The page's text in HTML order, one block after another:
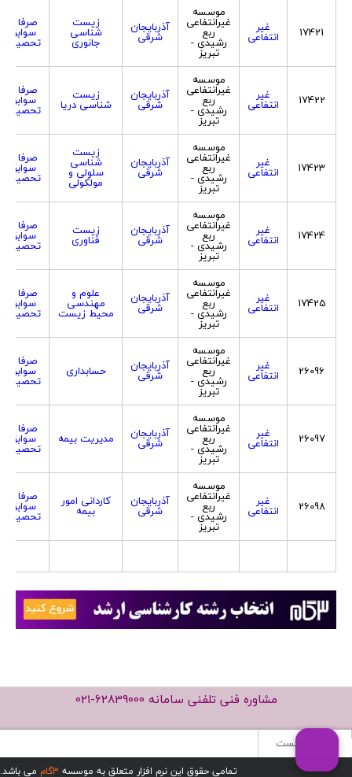
17421 غیر
انتفاعی
موسسه
غیرانتفاعی
ربع
رشیدی -
تبریز
آذربایجان
شرقی
زیست
شناسی
جانوری
صرفا با
سوابق
تحصیلی
17422 غیر
انتفاعی
موسسه
غیرانتفاعی
ربع
رشیدی -
تبریز
آذربایجان
شرقی
زیست
شناسی دریا
صرفا با
سوابق
تحصیلی
17423 غیر
انتفاعی
موسسه
غیرانتفاعی
ربع
رشیدی -
تبریز
آذربایجان
شرقی
زیست
شناسی
سلولی و
مولکولی
صرفا با
سوابق
تحصیلی
17424 غیر
انتفاعی
موسسه
غیرانتفاعی
ربع
رشیدی -
تبریز
آذربایجان
شرقی
زیست
فناوری
صرفا با
سوابق
تحصیلی
17425 غیر
انتفاعی
موسسه
غیرانتفاعی
ربع
رشیدی -
تبریز
آذربایجان
شرقی
علوم و
مهندسی
محیط زیست
صرفا با
سوابق
تحصیلی
26096 غیر
انتفاعی
موسسه
غیرانتفاعی
ربع
رشیدی -
تبریز
آذربایجان
شرقی حسابداری
صرفا با
سوابق
تحصیلی
26097 غیر
انتفاعی
موسسه
غیرانتفاعی
ربع
رشیدی -
تبریز
آذربایجان
شرقی مدیریت بیمه
صرفا با
سوابق
تحصیلی
26098 غیر
انتفاعی
موسسه
غیرانتفاعی
ربع
رشیدی -
تبریز
آذربایجان
شرقی
کاردانی امور
بیمه
صرفا با
سوابق
تحصیلی
مشاوره فنی تلفنی سامانه 021-62839000
صفحه نخست
تمامی حقوق این نرم افزار متعلق به موسسه 3گام می باشد.